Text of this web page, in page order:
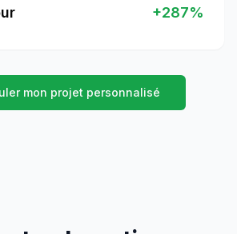
+287%
mon projet personnalisé